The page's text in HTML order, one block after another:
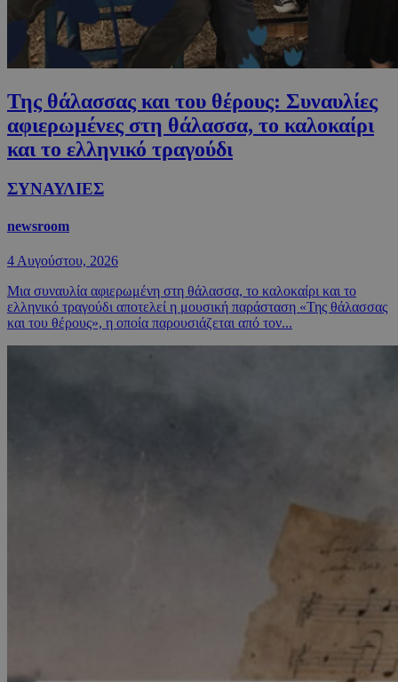
Της θάλασσας και του θέρους: Συναυλίες
αφιερωμένες στη θάλασσα, το καλοκαίρι
και το ελληνικό τραγούδι
ΣΥΝΑΥΛΙΕΣ
newsroom
4 Αυγούστου, 2026
Μια συναυλία αφιερωμένη στη θάλασσα, το καλοκαίρι και το
ελληνικό τραγούδι αποτελεί η μουσική παράσταση «Της θάλασσας
και του θέρους», η οποία παρουσιάζεται από τον...